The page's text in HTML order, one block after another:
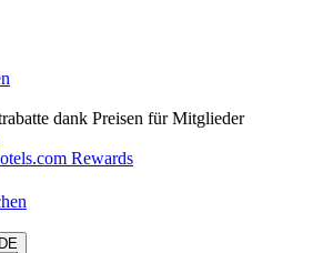
dank Preisen für Mitglieder
Rewards